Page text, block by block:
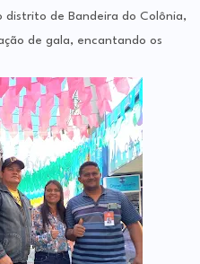
distrito de Bandeira do Colônia,
de gala, encantando os